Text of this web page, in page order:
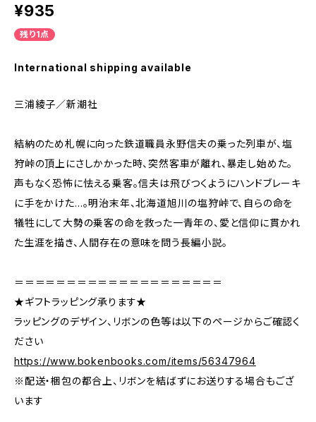
¥935
残り1点
International shipping available
三浦綾子／新潮社
結納のため札幌に向った鉄道職員永野信夫の乗った列車が、塩
狩峠の頂上にさしかかった時、突然客車が離れ、暴走し始めた。
声もなく恐怖に怯える乗客。信夫は飛びつくようにハンドブレーキ
に手をかけた…。明治末年、北海道旭川の塩狩峠で、自らの命を
犠牲にして大勢の乗客の命を救った一青年の、愛と信仰に貫かれ
た生涯を描き、人間存在の意味を問う長編小説。
＝＝＝＝＝＝＝＝＝＝＝＝＝＝＝＝＝＝＝＝
★ギフトラッピング承ります★
ラッピングのデザイン、リボンの色等は以下のページからご確認く
ださい
https://www.bokenbooks.com/items/56347964
※配送・梱包の都合上、リボンを結ばずにお送りする場合もござ
います